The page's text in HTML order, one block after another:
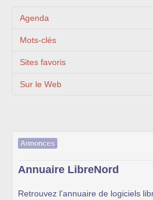
Agenda
Mots-clés
Sites favoris
Sur le Web
Annonces
Annuaire LibreNord
Retrouvez l’annuaire de logiciels